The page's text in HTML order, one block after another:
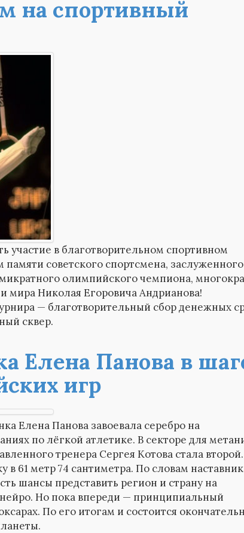
на спортивный
участие в благотворительном спортивном
советского спортсмена, заслуженного
олимпийского чемпиона,
мира Николая Егоровича Андрианова!
— благотворительный сбор денежных
сквер.
Елена Панова в
игр
Елена Панова завоевала серебро на
по лёгкой атлетике. В секторе для
тренера Сергея Котова стала второй.
в 61 метр 74 сантиметра. По словам
шансы представить регион и страну на
Но пока впереди — принципиальный
По его итогам и состоится